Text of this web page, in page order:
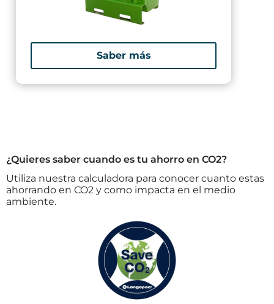
Saber más
¿Quieres saber cuando es tu ahorro en CO2?
Utiliza nuestra calculadora para conocer cuanto estas
ahorrando en CO2 y como impacta en el medio
ambiente.